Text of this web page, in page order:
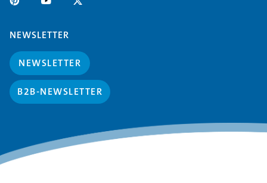
NEWSLETTER
NEWSLETTER
B2B-NEWSLETTER